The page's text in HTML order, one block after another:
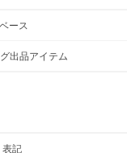
ース
出品アイテム
表記